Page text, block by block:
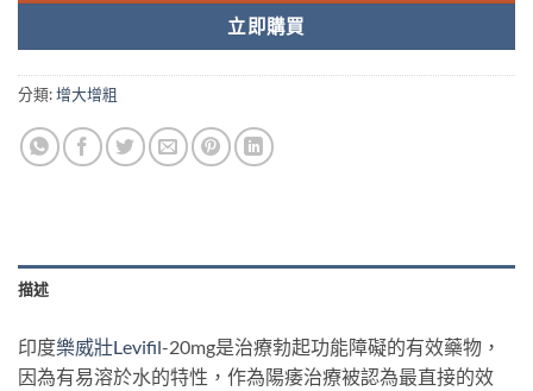
立即購買
分類:增大增粗
描述
印度樂威壯Levifil-20mg是治療勃起功能障礙的有效藥物，
因為有易溶於水的特性，作為陽痿治療被認為最直接的效